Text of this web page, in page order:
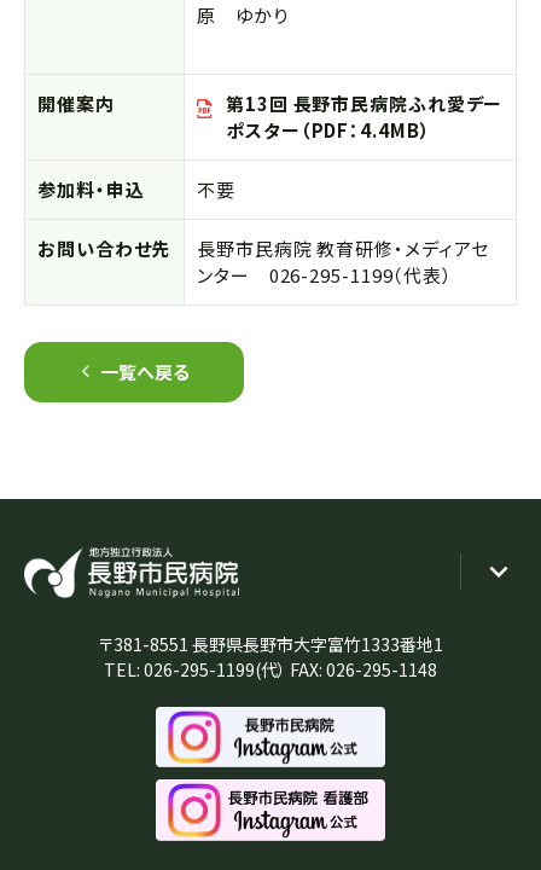
原 ゆかり
開催案内
第13回 長野市民病院ふれ愛デー
ポスター（PDF：4.4MB）
参加料・申込 不要
お問い合わせ先 長野市民病院教育研修・メディアセ
ンター
026-295-1199（代表）
一覧へ戻る
〒381-8551 長野県長野市大字富竹1333番地1
TEL: 026-295-1199(代） FAX: 026-295-1148